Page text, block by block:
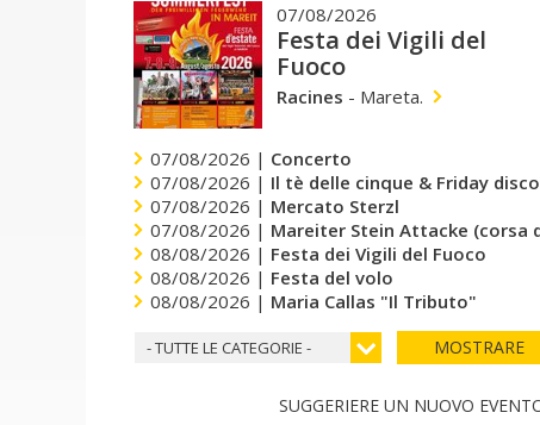
07/08/2026
Festa dei Vigili del
Fuoco
Racines - Mareta.
07/08/2026 | Concerto
07/08/2026 | Il tè delle cinque & Friday
07/08/2026 | Mercato Sterzl
07/08/2026 | Mareiter Stein Attacke (corsa
08/08/2026 | Festa dei Vigili del Fuoco
08/08/2026 | Festa del volo
08/08/2026 | Maria Callas "Il Tributo"
- TUTTE LE CATEGORIE - MOSTRARE
SUGGERIERE UN NUOVO